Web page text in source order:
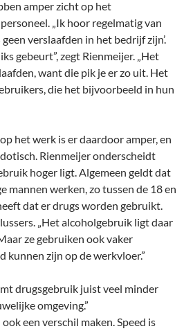
amper zicht op het
„Ik hoor regelmatig van
verslaafden in het bedrijf zijn’.
gebeurt”, zegt Rienmeijer. „Het
want die pik je er zo uit. Het
die het bijvoorbeeld in hun
het werk is er daardoor amper, en
Rienmeijer onderscheidt
hoger ligt. Algemeen geldt dat
mannen werken, zo tussen de 18 en
dat er drugs worden gebruikt.
„Het alcoholgebruik ligt daar
ze gebruiken ook vaker
kunnen zijn op de werkvloer.”
drugsgebruik juist veel minder
omgeving.”
een verschil maken. Speed is